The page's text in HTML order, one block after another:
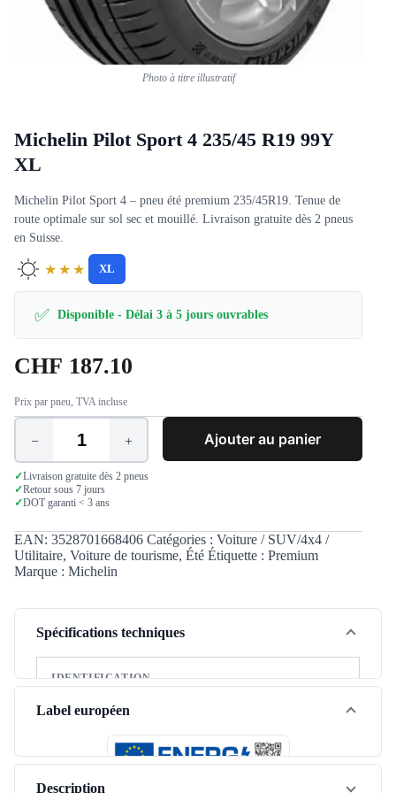
Photo à titre illustratif
Michelin Pilot Sport 4 235/45 R19 99Y
XL
Michelin Pilot Sport 4 – pneu été premium 235/45R19. Tenue de
route optimale sur sol sec et mouillé. Livraison gratuite dès 2 pneus
en Suisse.
★★★ XL
✅ Disponible - Délai 3 à 5 jours ouvrables
CHF 187.10
Prix par pneu, TVA incluse
quantité
de
Michelin
Pilot
Sport
235/45
R19
99Y
Ajouter au panier
✓Livraison gratuite dès 2 pneus
✓Retour sous 7 jours
✓DOT garanti < 3 ans
EAN: 3528701668406 Catégories : Voiture / SUV/4x4 /
Utilitaire, Voiture de tourisme, Été Étiquette : Premium
Marque : Michelin
Spécifications techniques
IDENTIFICATION
Marque
Pilot Sport 4
Saison Été
Label européen
Description